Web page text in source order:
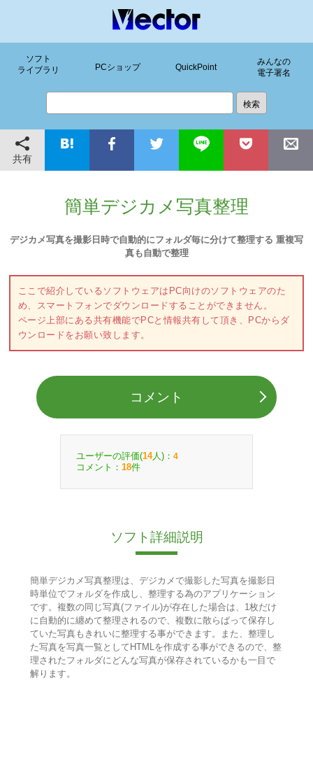
ソフト
ライブラリ
PCショップ QuickPoint
みんなの
電子署名
共有
簡単デジカメ写真整理
デジカメ写真を撮影日時で自動的にフォルダ毎に分けて整理する 重複写
真も自動で整理
ここで紹介しているソフトウェアはPC向けのソフトウェアのた
め、スマートフォンでダウンロードすることができません。
ページ上部にある共有機能でPCと情報共有して頂き、PCからダ
ウンロードをお願い致します。
コメント
ユーザーの評価(14人)： 4
コメント： 18件
ソフト詳細説明
簡単デジカメ写真整理は、デジカメで撮影した写真を撮影日
時単位でフォルダを作成し、整理する為のアプリケーション
です。複数の同じ写真(ファイル)が存在した場合は、1枚だけ
に自動的に纏めて整理されるので、複数に散らばって保存し
ていた写真もきれいに整理する事ができます。また、整理し
た写真を写真一覧としてHTMLを作成する事ができるので、整
理されたフォルダにどんな写真が保存されているかも一目で
解ります。